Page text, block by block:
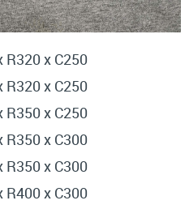
x C250
x C250
x C250
x C300
x C300
x C300